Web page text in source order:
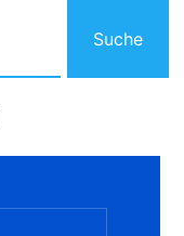
Suche